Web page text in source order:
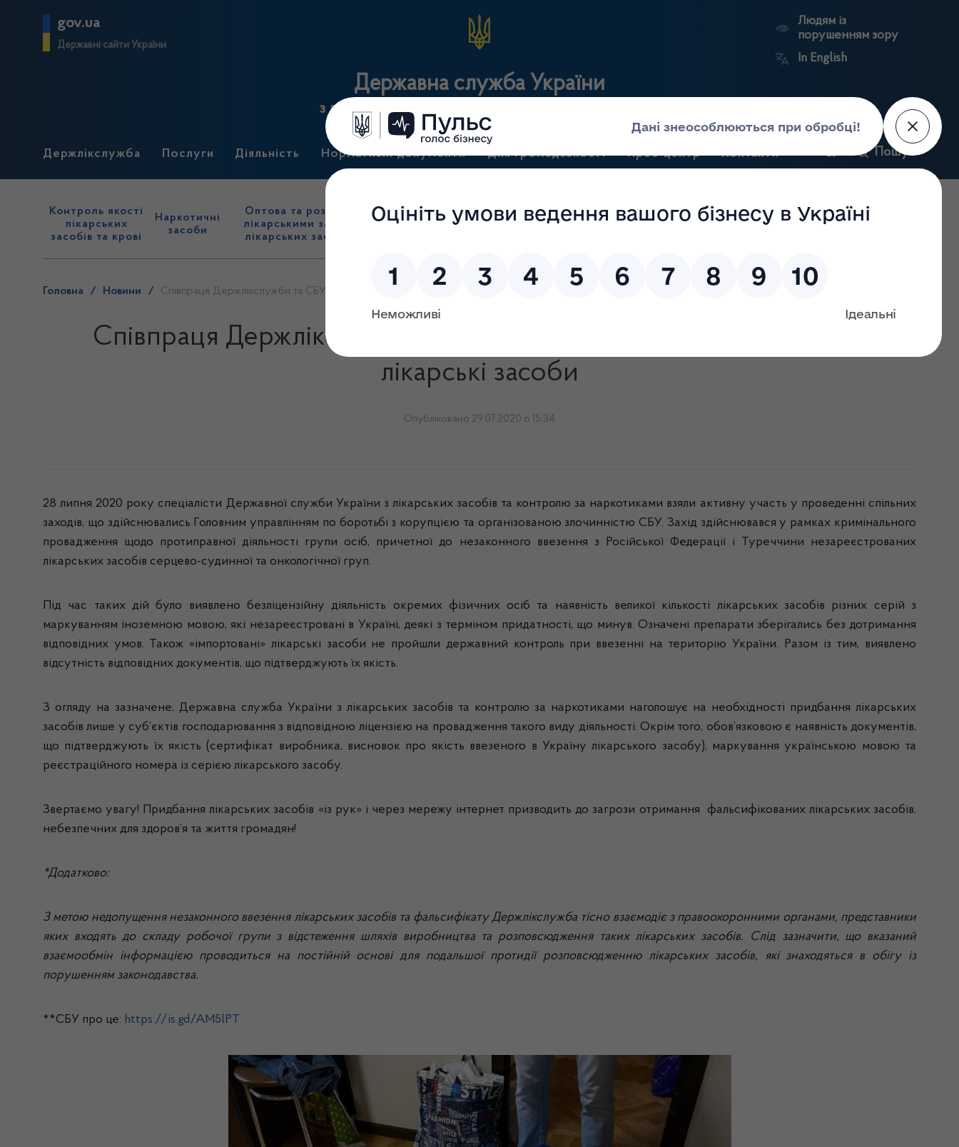
gov.ua
Державні сайти України
Державна служба України
з лікарських засобів та контролю за наркотиками
Людям із
порушенням зору
In English
Держлікслужба Послуги Діяльність Нормативні документи Для громадськості Прес-центр Контакти Пошук
Контроль якості
лікарських
засобів та крові
Наркотичні
засоби
Оптова та роздрібна торгівля
лікарськими засобами, імпорт
лікарських засобів (крім АФІ)
Державний
нагляд
виробництва лікарських
Ринковий
Державні
Антикорупційний
портал
Головна / Новини / Співпраця Держлікслужби та СБУ: Виявлено незаконно ввезені лікарські засоби
Співпраця Держлікслужби та СБУ: Виявлено незаконно ввезені
лікарські засоби
Опубліковано 29.07.2020 о 15:34
28 липня 2020 року спеціалісти Державної служби України з лікарських засобів та контролю за наркотиками взяли активну участь у проведенні спільних
заходів, що здійснювались Головним управлінням по боротьбі з корупцією та організованою злочинністю СБУ. Захід здійснювався у рамках кримінального
провадження щодо протиправної діяльності групи осіб, причетної до незаконного ввезення з Російської Федерації і Туреччини незареєстрованих
лікарських засобів серцево-судинної та онкологічної груп.
Під час таких дій було виявлено безліцензійну діяльність окремих фізичних осіб та наявність великої кількості лікарських засобів
різних серій з
маркуванням іноземною мовою, які незареєстровані в Україні, деякі з терміном придатності, що минув. Означені препарати зберігались без дотримання
відповідних умов. Також «імпортовані» лікарські засоби не пройшли державний контроль при ввезенні на територію України. Разом із тим, виявлено
відсутність відповідних документів, що підтверджують їх якість.
З огляду на зазначене, Державна служба України з лікарських засобів та контролю за наркотиками наголошує на необхідності придбання лікарських
засобів лише у суб’єктів господарювання з відповідною ліцензією на провадження такого виду діяльності. Окрім того, обов’язковою є наявність документів,
що підтверджують їх якість (сертифікат виробника, висновок про якість ввезеного в Україну лікарського засобу), маркування українською мовою та
реєстраційного номера із серією лікарського засобу.
Звертаємо увагу! Придбання лікарських засобів «із рук» і через мережу інтернет призводить до загрози отримання
фальсифікованих лікарських засобів,
небезпечних для здоров’я та життя громадян!
*Додатково:
З метою недопущення незаконного ввезення лікарських засобів та фальсифікату Держлікслужба тісно взаємодіє з правоохоронними органами, представники
яких входять до складу робочої групи з відстеження шляхів виробництва та розповсюдження таких лікарських засобів. Слід зазначити, що вказаний
взаємообмін інформацією проводиться на постійній основі для подальшої протидії розповсюдженню лікарських засобів, які знаходяться в обігу із
порушенням законодавства.
**СБУ про це: https://is.gd/AM5lPT